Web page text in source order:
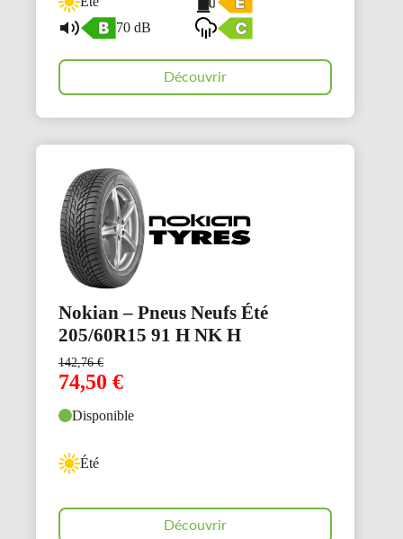
70 dB
Découvrir
Nokian – Pneus Neufs Été
205/60R15 91 H NK H
142,76€
74,50 €
Disponible
Été
Découvrir